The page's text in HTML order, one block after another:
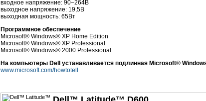
входное напряжение: 90–264В
выходное напряжение: 19,5В
выходная мощность: 65Вт
Программное обеспечение
Microsoft® Windows® XP Home Edition
Microsoft® Windows® XP Professional
Microsoft® Windows® 2000 Professional
На компьютеры Dell устанавливается подлинная Microsoft®
www.microsoft.com/howtotell